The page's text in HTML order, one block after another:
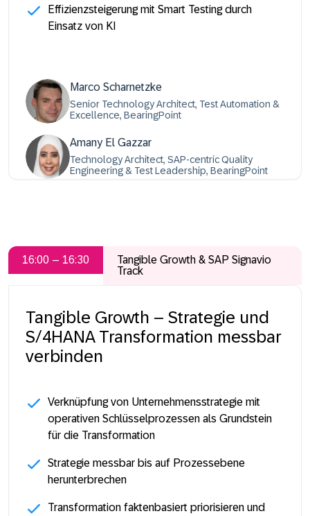
Effizienzsteigerung mit Smart Testing durch
Einsatz von KI
Marco Scharnetzke
Senior Technology Architect, Test Automation &
Excellence, BearingPoint
Amany El Gazzar
Technology Architect, SAP-centric Quality
Engineering & Test Leadership, BearingPoint
16:00 – 16:30
Tangible Growth & SAP Signavio
Track
Tangible Growth – Strategie und
S/4HANA Transformation messbar
verbinden
Verknüpfung von Unternehmensstrategie mit
operativen Schlüsselprozessen als Grundstein
für die Transformation
Strategie messbar bis auf Prozessebene
herunterbrechen
Transformation faktenbasiert priorisieren und